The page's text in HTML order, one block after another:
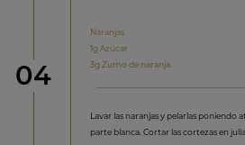
Paso
04
Naranjas
1g Azúcar
3g Zumo de naranja
Lavar las naranjas y pelarlas poniendo
parte blanca. Cortar las cortezas en